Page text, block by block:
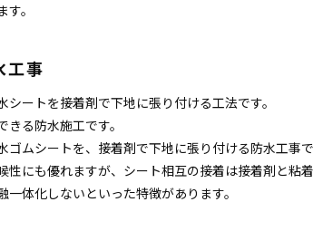
。
工事
ートを接着剤で下地に張り付ける工法です。
る防水施工です。
ゴムシートを、接着剤で下地に張り付ける防水工事
性にも優れますが、シート相互の接着は接着剤と粘
体化しないといった特徴があります。